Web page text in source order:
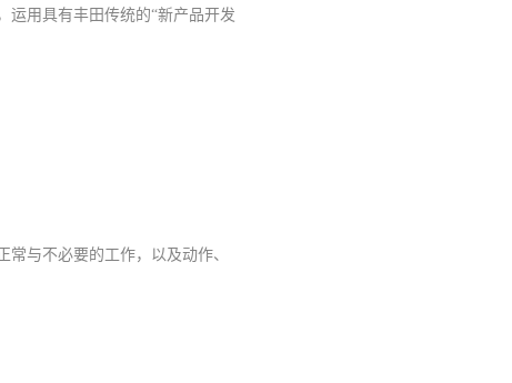
运用具有丰田传统的“新产品开发
与不必要的工作，以及动作、